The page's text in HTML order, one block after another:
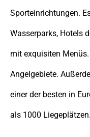
Sporteinrichtungen.
Wasserparks, Hotels
mit exquisiten
Angelgebiete.
einer der besten in
als 1000 Liegeplätzen.